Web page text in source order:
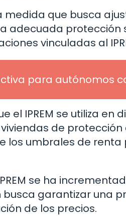
medida que busca
adecuada protección
vinculadas al
para autónomos
el IPREM se utiliza en
de
los umbrales de
se ha
busca garantizar una
de los precios.